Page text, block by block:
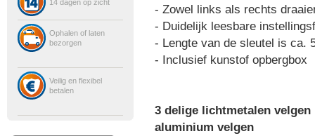
14 dagen op zicht
Ophalen of laten
bezorgen
Veilig en flexibel
betalen
- Zowel links als rechts
- Duidelijk leesbare
- Lengte van de sleutel is ca.
- Inclusief kunstof opbergbox
3 delige lichtmetalen
aluminium velgen